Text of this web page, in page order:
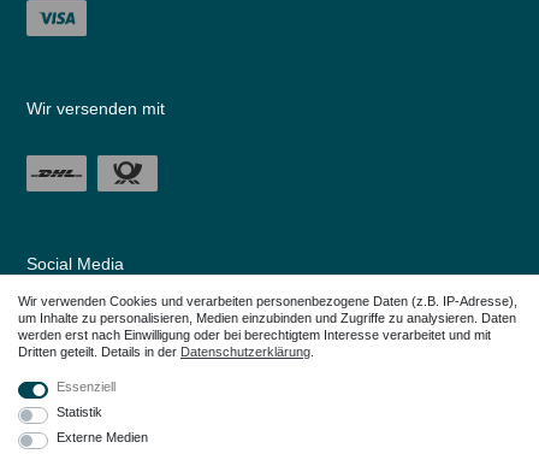
Wir versenden mit
Social Media
Wir verwenden Cookies und verarbeiten personenbezogene Daten (z.B. IP-Adresse),
um Inhalte zu personalisieren, Medien einzubinden und Zugriffe zu analysieren. Daten
werden erst nach Einwilligung oder bei berechtigtem Interesse verarbeitet und mit
Dritten geteilt. Details in der Daten­schutz­erklärung
Essenziell
Statistik
Externe Medien